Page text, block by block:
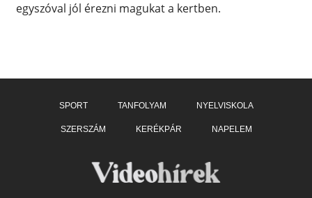
egyszóval jól érezni magukat a kertben.
SPORT TANFOLYAM NYELVISKOLA
SZERSZÁM KERÉKPÁR NAPELEM